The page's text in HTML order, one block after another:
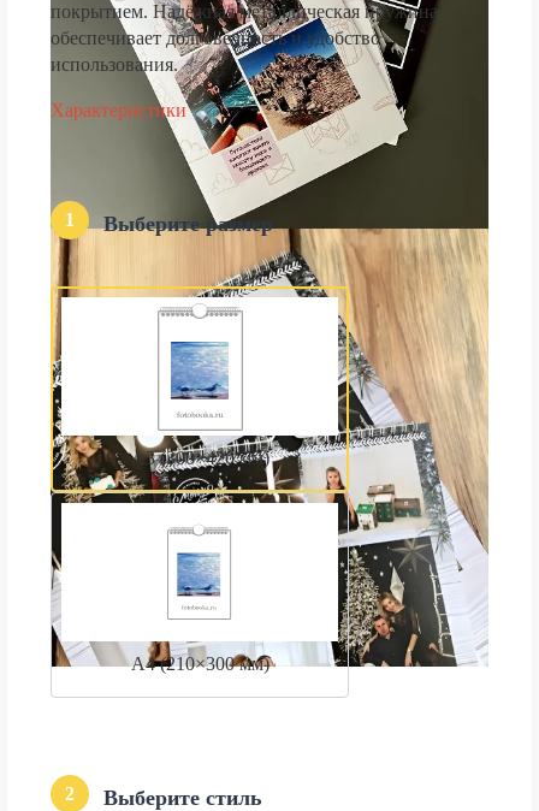
покрытием. Надёжная металлическая пружина
обеспечивает долговечность и удобство
использования.
Характеристики
1 Выберите размер
А3 (300×420 мм)
А4 (210×300 мм)
2 Выберите стиль